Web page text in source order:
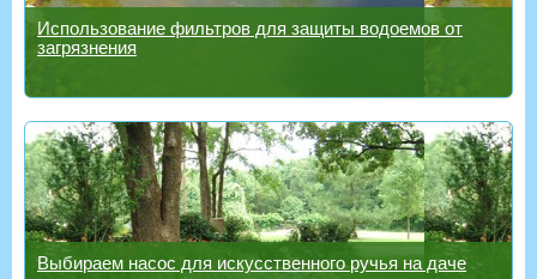
Использование фильтров для защиты водоемов от
загрязнения
Выбираем насос для искусственного ручья на даче